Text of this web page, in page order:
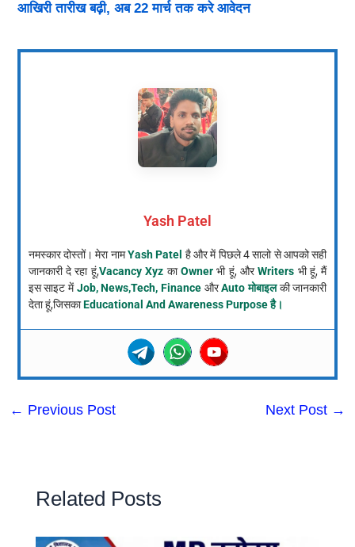
आखिरी तारीख बढ़ी, अब 22 मार्च तक करे आवेदन
Yash Patel
नमस्कार दोस्तों। मेरा नामYash Patel है और में पिछले 4 सालो से आपको सही
जानकारी दे रहा हूं,Vacancy Xyz काOwnerभी हूं, औरWriters भी हूं, मैं
इस साइट मेंJob, News,Tech, Finance औरAuto मोबाइलकी जानकारी
देता हूं,जिसकाEducational And Awareness Purpose है।
← Previous Post Next Post →
Related Posts